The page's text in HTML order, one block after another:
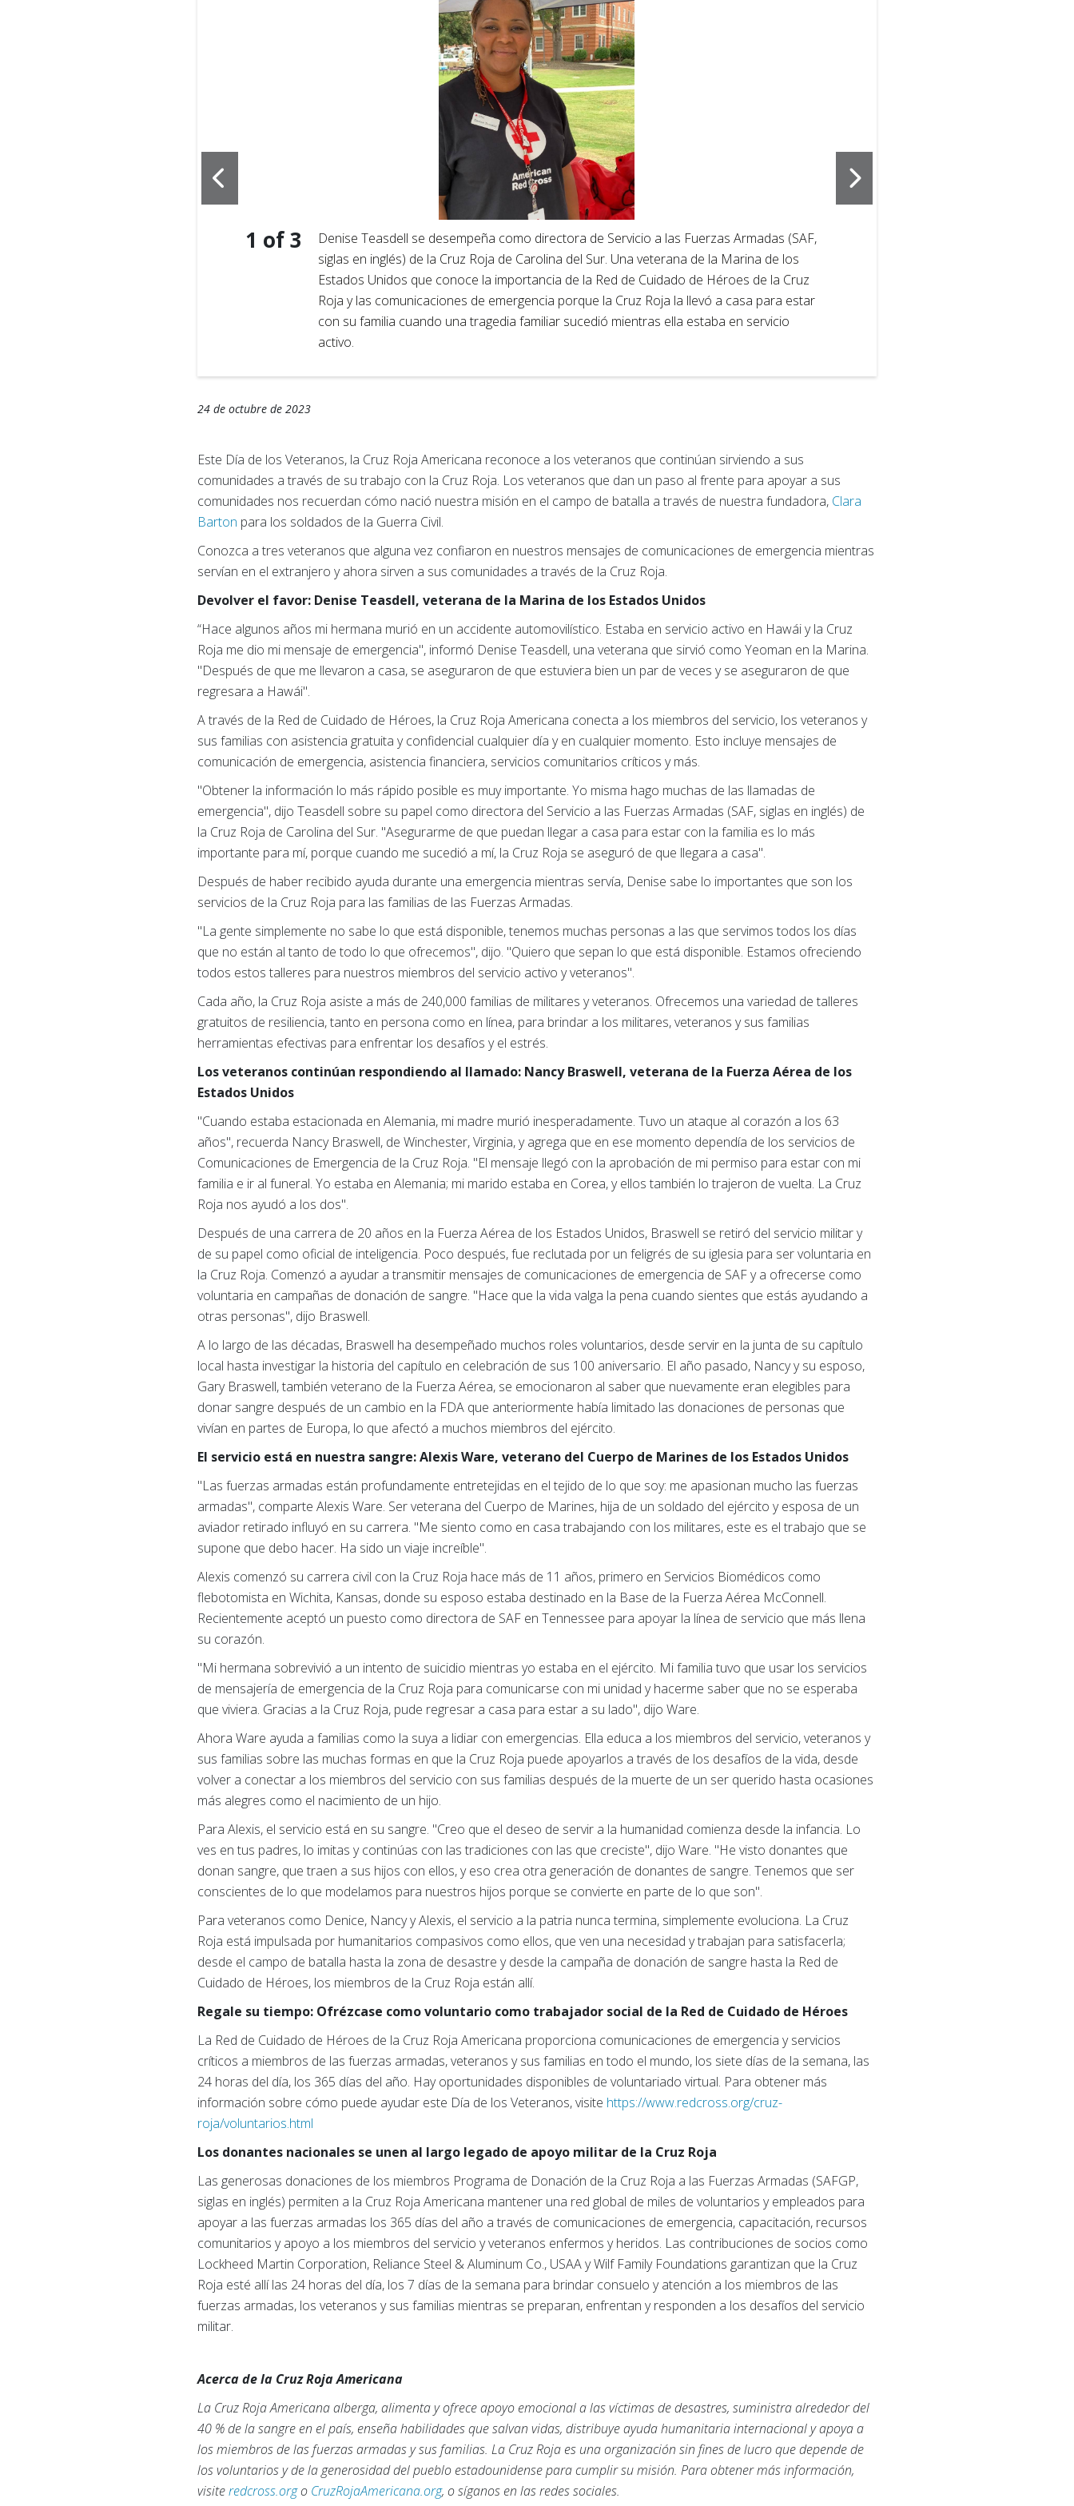
1 of3
Denise Teasdell se desempeña como directora de Servicio a las Fuerzas Armadas (SAF,
siglas en inglés) de la Cruz Roja de Carolina del Sur. Una veterana de la Marina de los
Estados Unidos que conoce la importancia de la Red de Cuidado de Héroes de la Cruz
Roja y las comunicaciones de emergencia porque la Cruz Roja la llevó a casa para estar
con su familia cuando una tragedia familiar sucedió mientras ella estaba en servicio
activo.
24 de octubre de 2023
Este Día de los Veteranos, la Cruz Roja Americana reconoce a los veteranos que continúan sirviendo a sus
comunidades a través de su trabajo con la Cruz Roja. Los veteranos que dan un paso al frente para apoyar a sus
comunidades nos recuerdan cómo nació nuestra misión en el campo de batalla a través de nuestra fundadora, Clara
Barton para los soldados de la Guerra Civil.
Conozca a tres veteranos que alguna vez confiaron en nuestros mensajes de comunicaciones de emergencia mientras
servían en el extranjero y ahora sirven a sus comunidades a través de la Cruz Roja.
Devolver el favor: Denise Teasdell, veterana de la Marina de los Estados Unidos
“Hace algunos años mi hermana murió en un accidente automovilístico. Estaba en servicio activo en Hawái y la Cruz
Roja me dio mi mensaje de emergencia", informó Denise Teasdell, una veterana que sirvió como Yeoman en la Marina.
"Después de que me llevaron a casa, se aseguraron de que estuviera bien un par de veces y se aseguraron de que
regresara a Hawái".
A través de la Red de Cuidado de Héroes, la Cruz Roja Americana conecta a los miembros del servicio, los veteranos y
sus familias con asistencia gratuita y confidencial cualquier día y en cualquier momento. Esto incluye mensajes de
comunicación de emergencia, asistencia financiera, servicios comunitarios críticos y más.
"Obtener la información lo más rápido posible es muy importante. Yo misma hago muchas de las llamadas de
emergencia", dijo Teasdell sobre su papel como directora del Servicio a las Fuerzas Armadas (SAF, siglas en inglés) de
la Cruz Roja de Carolina del Sur. "Asegurarme de que puedan llegar a casa para estar con la familia es lo más
importante para mí, porque cuando me sucedió a mí, la Cruz Roja se aseguró de que llegara a casa".
Después de haber recibido ayuda durante una emergencia mientras servía, Denise sabe lo importantes que son los
servicios de la Cruz Roja para las familias de las Fuerzas Armadas.
"La gente simplemente no sabe lo que está disponible, tenemos muchas personas a las que servimos todos los días
que no están al tanto de todo lo que ofrecemos", dijo. "Quiero que sepan lo que está disponible. Estamos ofreciendo
todos estos talleres para nuestros miembros del servicio activo y veteranos".
Cada año, la Cruz Roja asiste a más de 240,000 familias de militares y veteranos. Ofrecemos una variedad de talleres
gratuitos de resiliencia, tanto en persona como en línea, para brindar a los militares, veteranos y sus familias
herramientas efectivas para enfrentar los desafíos y el estrés.
Los veteranos continúan respondiendo al llamado: Nancy Braswell, veterana de la Fuerza Aérea de los
Estados Unidos
"Cuando estaba estacionada en Alemania, mi madre murió inesperadamente. Tuvo un ataque al corazón a los 63
años", recuerda Nancy Braswell, de Winchester, Virginia, y agrega que en ese momento dependía de los servicios de
Comunicaciones de Emergencia de la Cruz Roja. "El mensaje llegó con la aprobación de mi permiso para estar con mi
familia e ir al funeral. Yo estaba en Alemania; mi marido estaba en Corea, y ellos también lo trajeron de vuelta. La Cruz
Roja nos ayudó a los dos".
Después de una carrera de 20 años en la Fuerza Aérea de los Estados Unidos, Braswell se retiró del servicio militar y
de su papel como oficial de inteligencia. Poco después, fue reclutada por un feligrés de su iglesia para ser voluntaria en
la Cruz Roja. Comenzó a ayudar a transmitir mensajes de comunicaciones de emergencia de SAF y a ofrecerse como
voluntaria en campañas de donación de sangre. "Hace que la vida valga la pena cuando sientes que estás ayudando a
otras personas", dijo Braswell.
A lo largo de las décadas, Braswell ha desempeñado muchos roles voluntarios, desde servir en la junta de su capítulo
local hasta investigar la historia del capítulo en celebración de sus 100 aniversario. El año pasado, Nancy y su esposo,
Gary Braswell, también veterano de la Fuerza Aérea, se emocionaron al saber que nuevamente eran elegibles para
donar sangre después de un cambio en la FDA que anteriormente había limitado las donaciones de personas que
vivían en partes de Europa, lo que afectó a muchos miembros del ejército.
El servicio está en nuestra sangre: Alexis Ware, veterano del Cuerpo de Marines de los Estados Unidos
"Las fuerzas armadas están profundamente entretejidas en el tejido de lo que soy: me apasionan mucho las fuerzas
armadas", comparte Alexis Ware. Ser veterana del Cuerpo de Marines, hija de un soldado del ejército y esposa de un
aviador retirado influyó en su carrera. "Me siento como en casa trabajando con los militares, este es el trabajo que se
supone que debo hacer. Ha sido un viaje increíble".
Alexis comenzó su carrera civil con la Cruz Roja hace más de 11 años, primero en Servicios Biomédicos como
flebotomista en Wichita, Kansas, donde su esposo estaba destinado en la Base de la Fuerza Aérea McConnell.
Recientemente aceptó un puesto como directora de SAF en Tennessee para apoyar la línea de servicio que más llena
su corazón.
"Mi hermana sobrevivió a un intento de suicidio mientras yo estaba en el ejército. Mi familia tuvo que usar los servicios
de mensajería de emergencia de la Cruz Roja para comunicarse con mi unidad y hacerme saber que no se esperaba
que viviera. Gracias a la Cruz Roja, pude regresar a casa para estar a su lado", dijo Ware.
Ahora Ware ayuda a familias como la suya a lidiar con emergencias. Ella educa a los miembros del servicio, veteranos y
sus familias sobre las muchas formas en que la Cruz Roja puede apoyarlos a través de los desafíos de la vida, desde
volver a conectar a los miembros del servicio con sus familias después de la muerte de un ser querido hasta ocasiones
más alegres como el nacimiento de un hijo.
Para Alexis, el servicio está en su sangre. "Creo que el deseo de servir a la humanidad comienza desde la infancia. Lo
ves en tus padres, lo imitas y continúas con las tradiciones con las que creciste", dijo Ware. "He visto donantes que
donan sangre, que traen a sus hijos con ellos, y eso crea otra generación de donantes de sangre. Tenemos que ser
conscientes de lo que modelamos para nuestros hijos porque se convierte en parte de lo que son".
Para veteranos como Denice, Nancy y Alexis, el servicio a la patria nunca termina, simplemente evoluciona. La Cruz
Roja está impulsada por humanitarios compasivos como ellos, que ven una necesidad y trabajan para satisfacerla;
desde el campo de batalla hasta la zona de desastre y desde la campaña de donación de sangre hasta la Red de
Cuidado de Héroes, los miembros de la Cruz Roja están allí.
Regale su tiempo: Ofrézcase como voluntario como trabajador social de la Red de Cuidado de Héroes
La Red de Cuidado de Héroes de la Cruz Roja Americana proporciona comunicaciones de emergencia y servicios
críticos a miembros de las fuerzas armadas, veteranos y sus familias en todo el mundo, los siete días de la semana, las
24 horas del día, los 365 días del año. Hay oportunidades disponibles de voluntariado virtual. Para obtener más
información sobre cómo puede ayudar este Día de los Veteranos, visite https://www.redcross.org/cruz-
roja/voluntarios.html
Los donantes nacionales se unen al largo legado de apoyo militar de la Cruz Roja
Las generosas donaciones de los miembros Programa de Donación de la Cruz Roja a las Fuerzas Armadas (SAFGP,
siglas en inglés) permiten a la Cruz Roja Americana mantener una red global de miles de voluntarios y empleados para
apoyar a las fuerzas armadas los 365 días del año a través de comunicaciones de emergencia, capacitación, recursos
comunitarios y apoyo a los miembros del servicio y veteranos enfermos y heridos. Las contribuciones de socios como
Lockheed Martin Corporation, Reliance Steel & Aluminum Co., USAA y Wilf Family Foundations garantizan que la Cruz
Roja esté allí las 24 horas del día, los 7 días de la semana para brindar consuelo y atención a los miembros de las
fuerzas armadas, los veteranos y sus familias mientras se preparan, enfrentan y responden a los desafíos del servicio
militar.
Acerca de la Cruz Roja Americana
La Cruz Roja Americana alberga, alimenta y ofrece apoyo emocional a las víctimas de desastres, suministra alrededor del
40 % de la sangre en el país, enseña habilidades que salvan vidas, distribuye ayuda humanitaria internacional y apoya a
los miembros de las fuerzas armadas y sus familias. La Cruz Roja es una organización sin fines de lucro que depende de
los voluntarios y de la generosidad del pueblo estadounidense para cumplir su misión. Para obtener más información,
visiteredcross.orgo CruzRojaAmericana.org, o síganos en las redes sociales.